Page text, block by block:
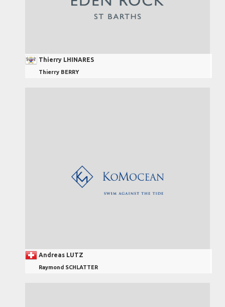
Thierry LHINARES
Thierry BERRY
Andreas LUTZ
Raymond SCHLATTER